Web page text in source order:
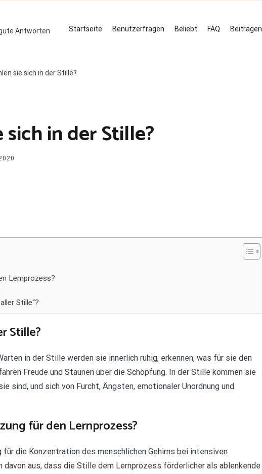
Antworten Startseite Benutzerfragen Beliebt FAQ Beitragen
sie sich in der Stille?
in der Stille?
Lernprozess?
Stille“?
Stille?
in der Stille werden sie innerlich ruhig, erkennen, was für sie den
Freude und Staunen über die Schöpfung. In der Stille kommen sie
sind, und sich von Furcht, Ängsten, emotionaler Unordnung und
für den Lernprozess?
die Konzentration des menschlichen Gehirns bei intensiven
davon aus, dass die Stille dem Lernprozess förderlicher als ablenkende